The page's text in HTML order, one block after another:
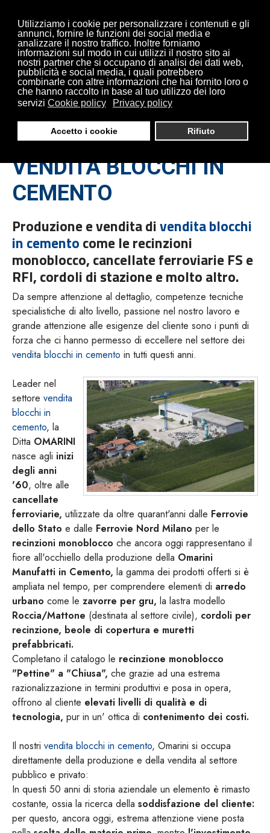
Utilizziamo i cookie per personalizzare i contenuti e gli
annunci, fornire le funzioni dei social media e
analizzare il nostro traffico. Inoltre forniamo
informazioni sul modo in cui utilizzi il nostro sito ai
nostri partner che si occupano di analisi dei dati web,
pubblicità e social media, i quali potrebbero
combinarle con altre informazioni che hai fornito loro o
che hanno raccolto in base al tuo utilizzo dei loro
servizi Cookie policy Privacy policy
Accetto i cookie Rifiuto
VENDITA BLOCCHI IN
CEMENTO | OMARINI
VENDITA BLOCCHI IN
CEMENTO
Produzione e vendita divendita blocchi
in cementocome le recinzioni
monoblocco, cancellate ferroviarie FS e
RFI, cordoli di stazione e molto altro.
Da sempre attenzione al dettaglio, competenze tecniche
specialistiche di alto livello, passione nel nostro lavoro e
grande attenzione alle esigenze del cliente sono i punti di
forza che ci hanno permesso di eccellere nel settore dei
vendita blocchi in cemento in tutti questi anni.
Leader nel
settore vendita
blocchi in
cemento, la
Ditta OMARINI
nasce agli inizi
degli anni
'60, oltre alle
cancellate
ferroviarie, utilizzate da oltre quarant'anni dalle Ferrovie
dello Stato e dalle Ferrovie Nord Milano per le
recinzioni monoblocco che ancora oggi rappresentano il
fiore all'occhiello della produzione della Omarini
Manufatti in Cemento, la gamma dei prodotti offerti si è
ampliata nel tempo, per comprendere elementi di arredo
urbano come le zavorre per gru, la lastra modello
Roccia/Mattone (destinata al settore civile), cordoli per
recinzione, beole di copertura e muretti
prefabbricati.
Completano il catalogo le recinzione monoblocco
"Pettine" a "Chiusa", che grazie ad una estrema
razionalizzazione in termini produttivi e posa in opera,
offrono al cliente elevati livelli di qualità e di
tecnologia, pur in un' ottica di contenimento dei costi.
Il nostri vendita blocchi in cemento, Omarini si occupa
direttamente della produzione e della vendita al settore
pubblico e privato:
In questi 50 anni di storia aziendale un elemento è rimasto
costante, ossia la ricerca della soddisfazione del cliente:
per questo, ancora oggi, estrema attenzione viene posta